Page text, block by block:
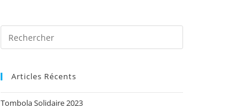
Articles Récents
Tombola Solidaire 2023